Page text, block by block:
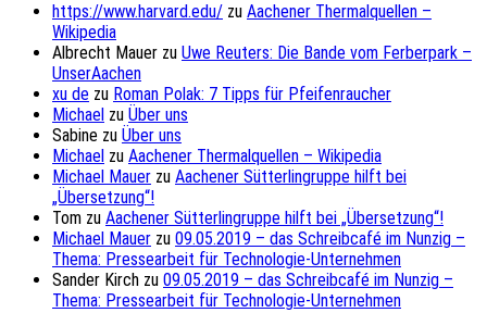
https://www.harvard.edu/ zu Aachener Thermalquellen –
Wikipedia
Albrecht Mauer zu Uwe Reuters: Die Bande vom Ferberpark –
UnserAachen
xu de zu Roman Polak: 7 Tipps für Pfeifenraucher
Michael zu Über uns
Sabine zu Über uns
Michael zu Aachener Thermalquellen – Wikipedia
Michael Mauer zu Aachener Sütterlingruppe hilft bei
„Übersetzung“!
Tom zu Aachener Sütterlingruppe hilft bei „Übersetzung“!
Michael Mauer zu 09.05.2019 – das Schreibcafé im Nunzig –
Thema: Pressearbeit für Technologie-Unternehmen
Sander Kirch zu 09.05.2019 – das Schreibcafé im Nunzig –
Thema: Pressearbeit für Technologie-Unternehmen